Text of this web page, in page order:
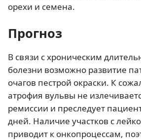
орехи и семена.
Прогноз
В связи с хроническим
болезни возможно развитие
очагов пестрой окраски. К
атрофия вульвы не
ремиссии и преследует
дней. Наличие участков с
приводит к онкопроцессам,